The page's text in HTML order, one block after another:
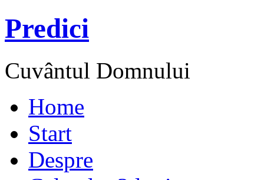
Predici
Cuvântul Domnului
Home
Start
Despre